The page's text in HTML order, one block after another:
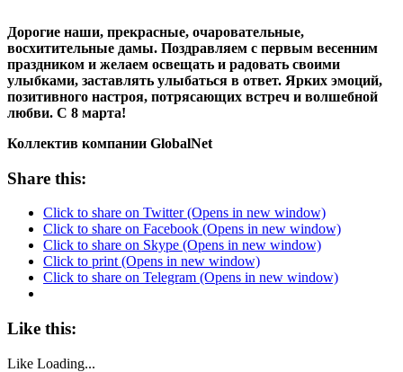
Дорогие наши, прекрасные, очаровательные,
восхитительные дамы. Поздравляем с первым весенним
праздником и желаем освещать и радовать своими
улыбками, заставлять улыбаться в ответ. Ярких эмоций,
позитивного настроя, потрясающих встреч и волшебной
любви. С 8 марта!
Коллектив компании GlobalNet
Share this:
Click to share on Twitter (Opens in new window)
Click to share on Facebook (Opens in new window)
Click to share on Skype (Opens in new window)
Click to print (Opens in new window)
Click to share on Telegram (Opens in new window)
Like this:
Like Loading...